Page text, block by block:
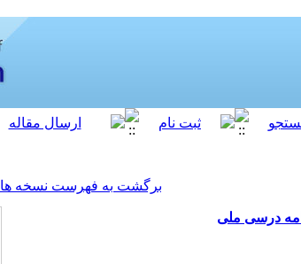
برگشت به فهرست نسخه ها
درسی ملی